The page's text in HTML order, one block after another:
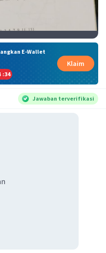
E-Wallet
:34
Klaim
Jawaban terverifikasi